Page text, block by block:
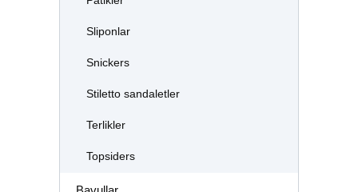
Sliponlar
Snickers
Stiletto sandaletler
Terlikler
Topsiders